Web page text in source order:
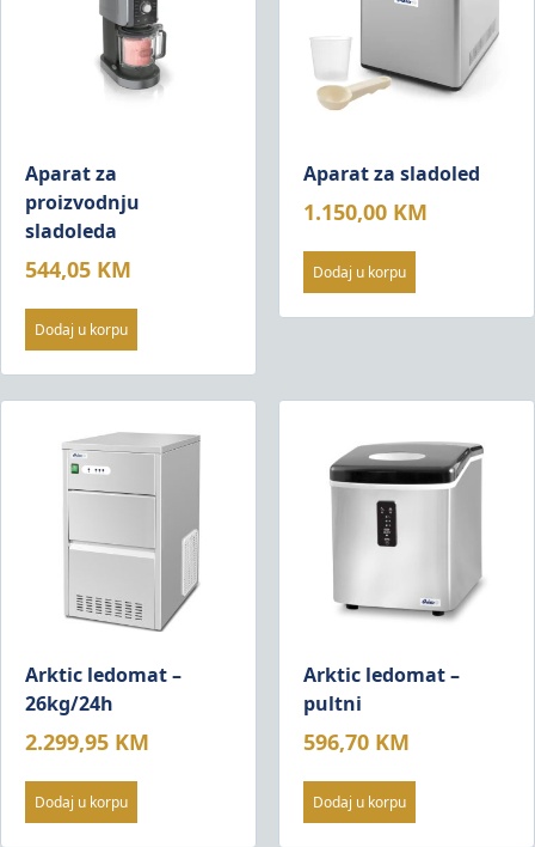
Aparat za
proizvodnju
sladoleda
544,05 KM
Dodaj u korpu
Aparat za sladoled
1.150,00 KM
Dodaj u korpu
Arktic ledomat –
26kg/24h
2.299,95 KM
Dodaj u korpu
Arktic ledomat –
pultni
596,70 KM
Dodaj u korpu